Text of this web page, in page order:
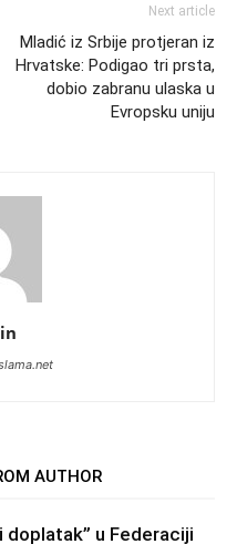
Next article
Mladić iz Srbije protjeran iz
Hrvatske: Podigao tri prsta,
dobio zabranu ulaska u
Evropsku uniju
AUTHOR
doplatak” u Federaciji